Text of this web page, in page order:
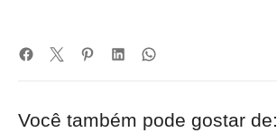
Você também pode gostar de: